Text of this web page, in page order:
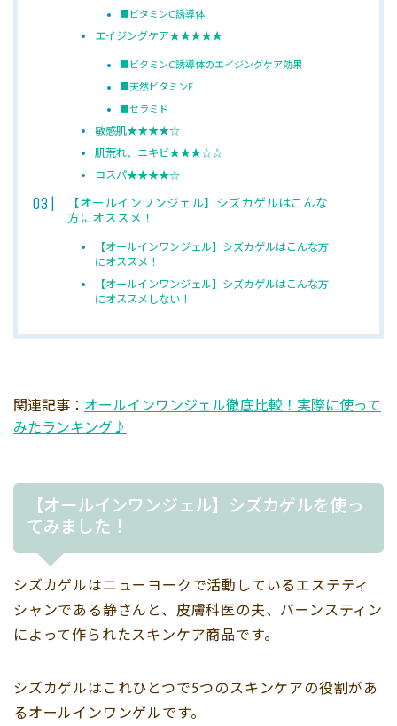
■ビタミンC誘導体
エイジングケア★★★★★
■ビタミンC誘導体のエイジングケア効果
■天然ビタミンE
■セラミド
敏感肌★★★★☆
肌荒れ、ニキビ★★★☆☆
コスパ★★★★☆
【オールインワンジェル】シズカゲルはこんな
方にオススメ！
【オールインワンジェル】シズカゲルはこんな方
にオススメ！
【オールインワンジェル】シズカゲルはこんな方
にオススメしない！
関連記事： オールインワンジェル徹底比較！実際に使って
みたランキング♪
【オールインワンジェル】シズカゲルを使っ
てみました！
シズカゲルはニューヨークで活動しているエステティ
シャンである静さんと、皮膚科医の夫、バーンスティン
によって作られたスキンケア商品です。
シズカゲルはこれひとつで5つのスキンケアの役割があ
るオールインワンゲルです。